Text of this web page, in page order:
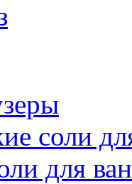
соли
для